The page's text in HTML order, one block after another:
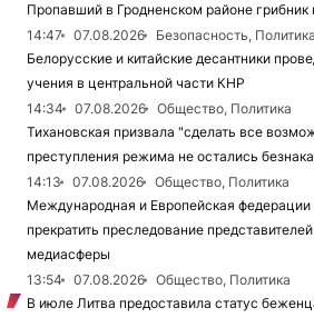
Пропавший в Гродненском районе
14:47
07.08.2026
Безопасность, Политика
Белорусские и китайские десантники
учения в центральной части КНР
14:34
07.08.2026
Общество, Политика
Тихановская призвала "сделать все
преступления режима не остались
14:13
07.08.2026
Общество, Политика
Международная и Европейская
прекратить преследование
медиасферы
13:54
07.08.2026
Общество, Политика
В июле Литва предоставила статус